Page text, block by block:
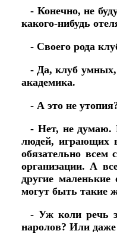
- Конечно, не
какого-нибудь
- Своего рода
- Да, клуб
академика.
- А это не
- Нет, не думаю.
людей, играющих
обязательно всем
организации. А
другие
могут быть такие
- Уж коли речь
наролов? Или